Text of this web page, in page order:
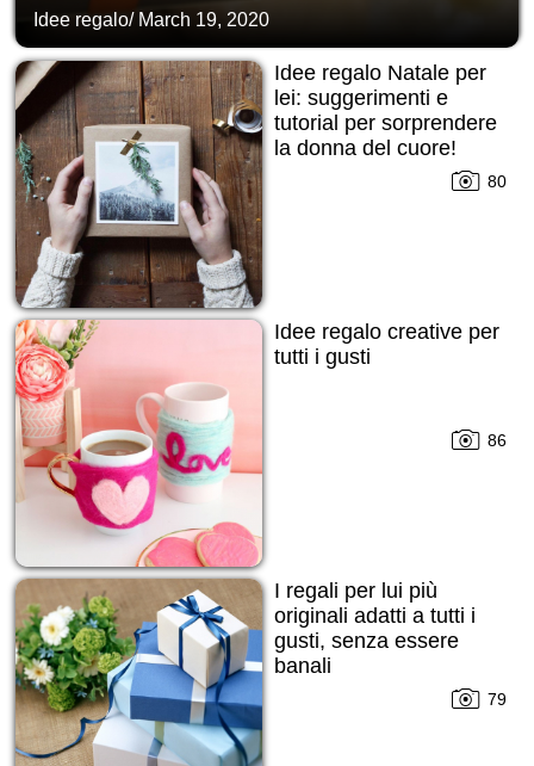
Idee regalo/ March 19, 2020
Idee regalo Natale per
lei: suggerimenti e
tutorial per sorprendere
la donna del cuore!
80
Idee regalo creative per
tutti i gusti
86
I regali per lui più
originali adatti a tutti i
gusti, senza essere
banali
79